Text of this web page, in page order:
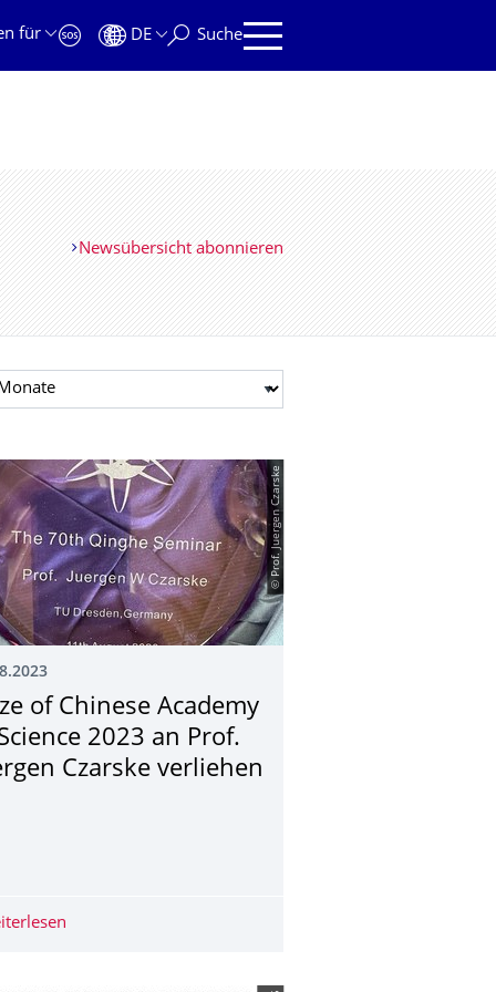
für
DE Suche
Newsübersicht abonnieren
auswählen
Oktober/November 2023
over lunch" am 7. September ein!
© Prof. Juergen Czarske
of Chinese Academy
2023 an Prof.
Czarske verliehen